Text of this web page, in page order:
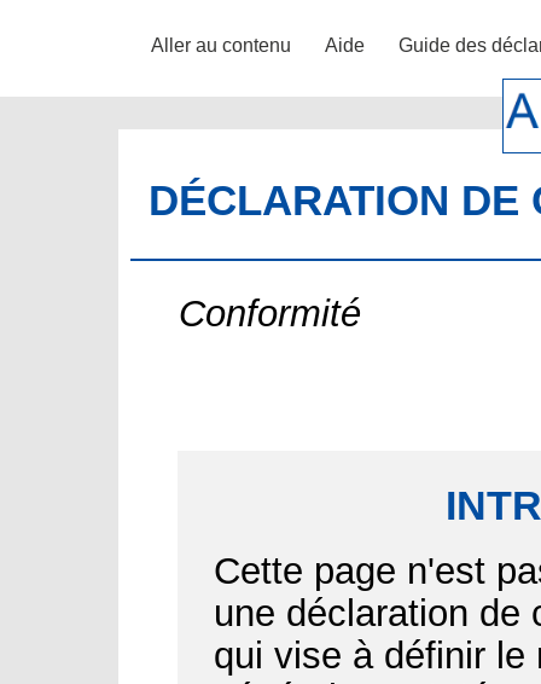
Aller au contenu Aide Guide des
DÉCLARATION DE
Conformité
Cette page n'est
une déclaration de
qui vise à définir